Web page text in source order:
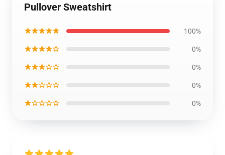
Pullover Sweatshirt
★★★★★ 100%
★★★★☆ 0%
★★★☆☆ 0%
★★☆☆☆ 0%
★☆☆☆☆ 0%